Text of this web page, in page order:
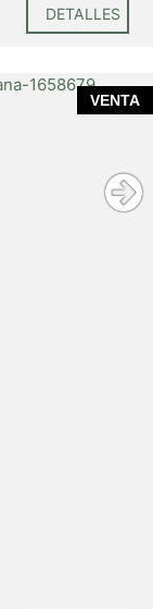
DETALLES
VENTA
para Construir
de